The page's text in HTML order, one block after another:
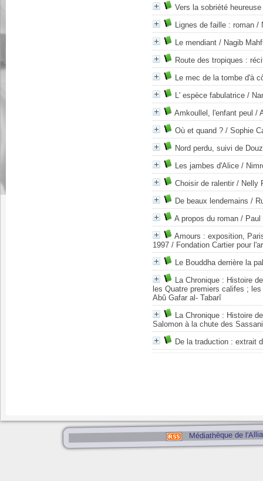
Vers la sobriété heureuse
Lignes de faille : roman /
Le mendiant / Nagib
Route des tropiques :
Le mec de la tombe d'à
L' espèce fabulatrice /
Amkoullel, l'enfant peul /
Où et quand ? / Sophie
Nord perdu, suivi de
Les jambes d'Alice /
Choisir de ralentir / Nelly
De beaux lendemains /
A propos du roman / Paul
Amours : exposition,
1997 / Fondation Cartier pour
Le Bouddha derrière la
La Chronique : Histoire
les Quatre premiers califes ;
Abû Gafar al- Tabarî
La Chronique : Histoire
Salomon à la chute des
De la traduction : extrait
Médiathèque de